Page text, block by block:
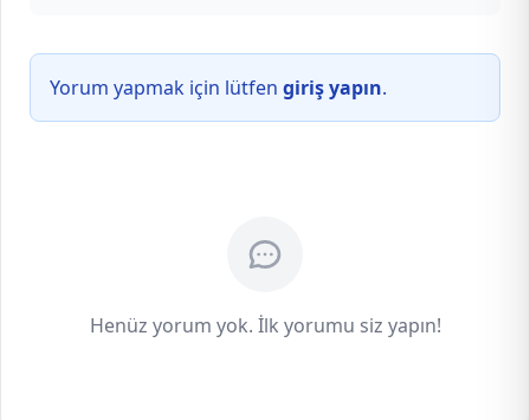
Yorum yapmak için lütfen giriş yapın.
Henüz yorum yok. İlk yorumu siz yapın!